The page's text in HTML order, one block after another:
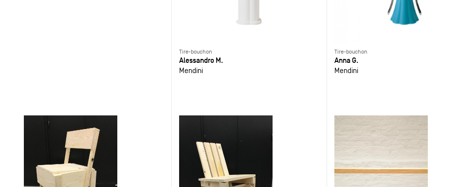
Tire-bouchon
Alessandro M.
Mendini
Tire-bouchon
Anna G.
Mendini